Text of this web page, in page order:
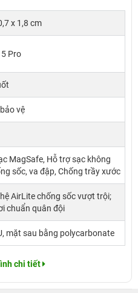
x 1,8 cm
Pro
vệ
MagSafe, Hỗ trợ sạc không
sốc, va đập, Chống trầy xước
AirLite chống sốc vượt trội;
chuẩn quân đội
mặt sau bằng polycarbonate
chi tiết